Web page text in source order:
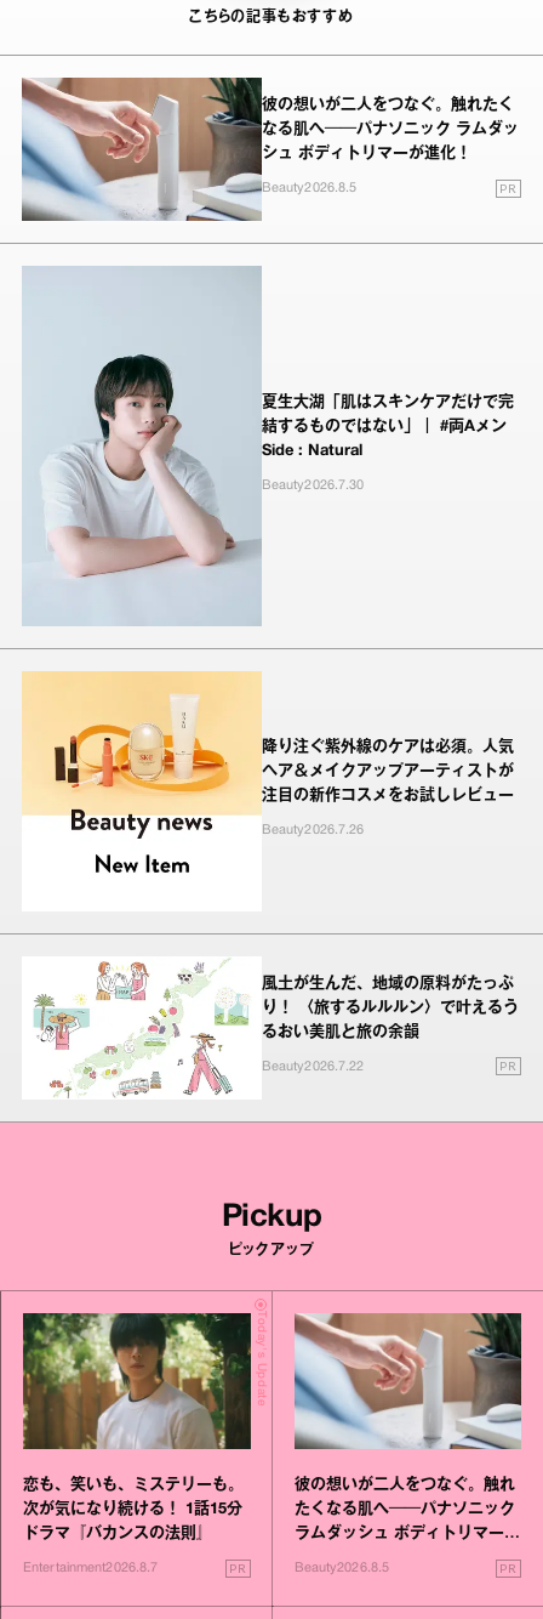
こちらの記事もおすすめ
彼の想いが二人をつなぐ。触れたく
なる肌へ──パナソニック ラムダッ
シュ ボディトリマーが進化！
Beauty2026.8.5 PR
夏生大湖「肌はスキンケアだけで完
結するものではない」｜ #両Aメン
Side : Natural
Beauty2026.7.30
降り注ぐ紫外線のケアは必須。人気
ヘア＆メイクアップアーティストが
注目の新作コスメをお試しレビュー
Beauty2026.7.26
風土が生んだ、地域の原料がたっぷ
り！ 〈旅するルルルン〉で叶えるう
るおい美肌と旅の余韻
Beauty2026.7.22 PR
Pickup
ピックアップ
Today's Update
恋も、笑いも、ミステリーも。
次が気になり続ける！ 1話15分
ドラマ『バカンスの法則』
Entertainment2026.8.7 PR
彼の想いが二人をつなぐ。触れ
たくなる肌へ──パナソニック
ラムダッシュ ボディトリマーが
進化！
Beauty2026.8.5 PR